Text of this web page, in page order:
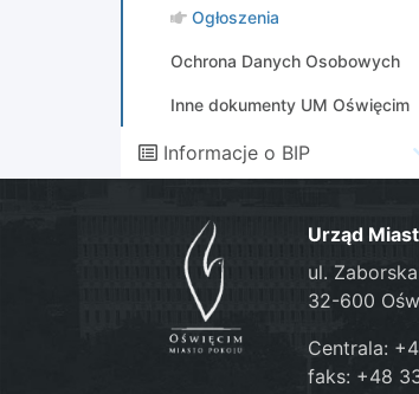
Ogłoszenia
Ochrona Danych Osobowych
Inne dokumenty UM Oświęcim
Informacje o BIP
Urząd
ul.
32-600
Centrala:
faks: +48